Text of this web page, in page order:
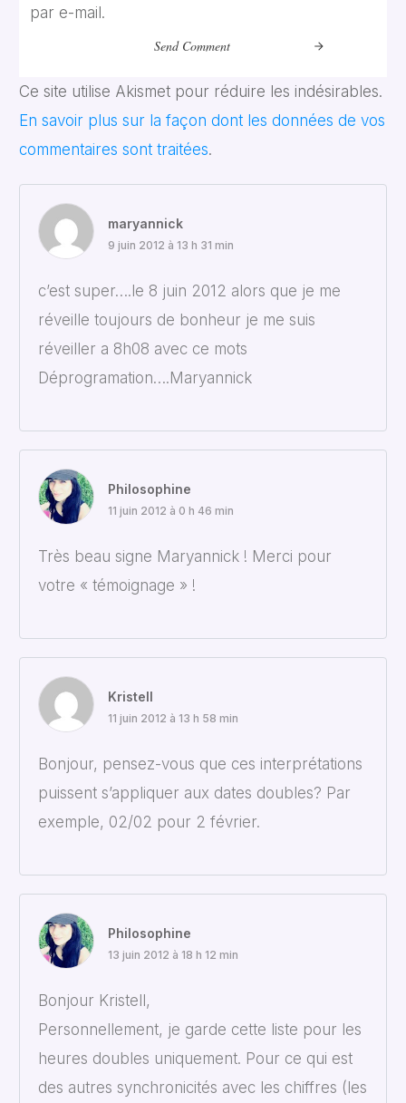
par e-mail.
Send Comment
Ce site utilise Akismet pour réduire les indésirables.
En savoir plus sur la façon dont les données de vos
commentaires sont traitées.
maryannick
9 juin 2012 à 13 h 31 min
c’est super….le 8 juin 2012 alors que je me
réveille toujours de bonheur je me suis
réveiller a 8h08 avec ce mots
Déprogramation….Maryannick
Philosophine
11 juin 2012 à 0 h 46 min
Très beau signe Maryannick ! Merci pour
votre « témoignage » !
Kristell
11 juin 2012 à 13 h 58 min
Bonjour, pensez-vous que ces interprétations
puissent s’appliquer aux dates doubles? Par
exemple, 02/02 pour 2 février.
Philosophine
13 juin 2012 à 18 h 12 min
Bonjour Kristell,
Personnellement, je garde cette liste pour les
heures doubles uniquement. Pour ce qui est
des autres synchronicités avec les chiffres (les